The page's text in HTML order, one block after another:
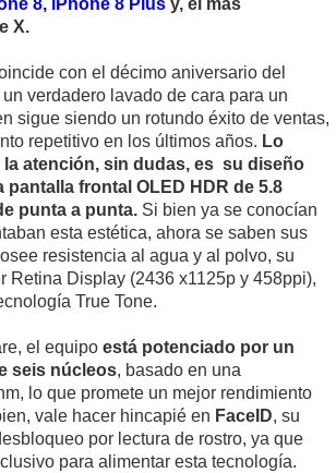
8, iPhone 8 Plus y, el más
X.
con el décimo aniversario del
verdadero lavado de cara para un
sigue siendo un rotundo éxito de ventas,
repetitivo en los últimos años. Lo
la atención, sin dudas, es su diseño
frontal OLED HDR de 5.8
punta a punta. Si bien ya se conocían
esta estética, ahora se saben sus
resistencia al agua y al polvo, su
Retina Display (2436 x1125p y 458ppi),
True Tone.
el equipo está potenciado por un
seis núcleos, basado en una
lo que promete un mejor rendimiento
vale hacer hincapié en FaceID, su
por lectura de rostro, ya que
para alimentar esta tecnología.